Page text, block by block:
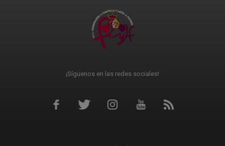
¡Síguenos en las redes sociales!